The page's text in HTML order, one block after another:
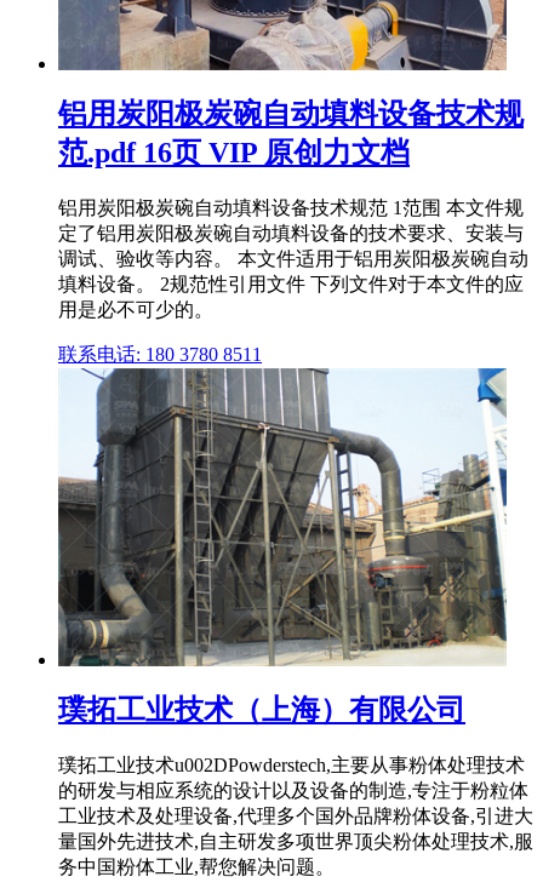
铝用炭阳极炭碗自动填料设备技术规
范.pdf 16页 VIP 原创力文档
铝用炭阳极炭碗自动填料设备技术规范 1范围 本文件规
定了铝用炭阳极炭碗自动填料设备的技术要求、安装与
调试、验收等内容。 本文件适用于铝用炭阳极炭碗自动
填料设备。 2规范性引用文件 下列文件对于本文件的应
用是必不可少的。
联系电话: 180 3780 8511
璞拓工业技术（上海）有限公司
璞拓工业技术u002DPowderstech,主要从事粉体处理技术
的研发与相应系统的设计以及设备的制造,专注于粉粒体
工业技术及处理设备,代理多个国外品牌粉体设备,引进大
量国外先进技术,自主研发多项世界顶尖粉体处理技术,服
务中国粉体工业,帮您解决问题。